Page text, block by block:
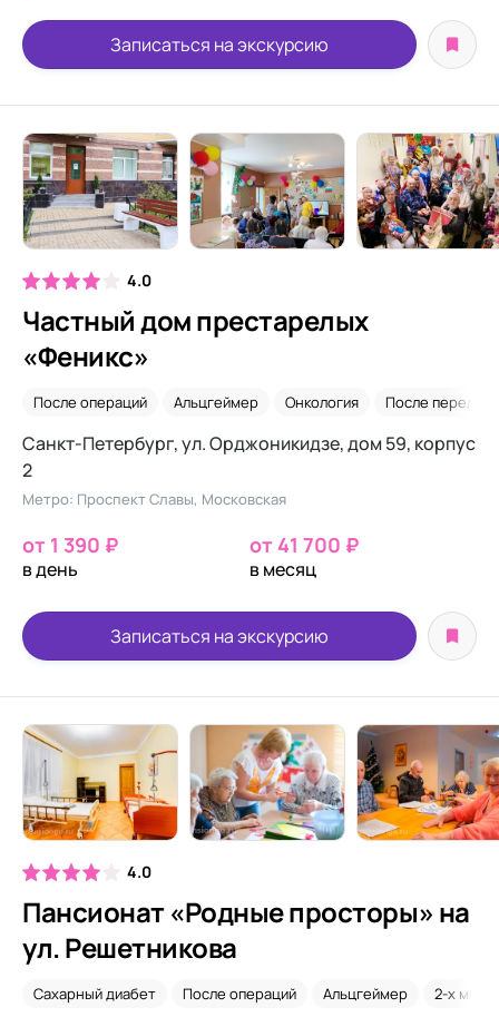
Записаться на экскурсию
4.0
Частный дом престарелых
«Феникс»
После операций Альцгеймер Онкология После
Санкт-Петербург, ул. Орджоникидзе, дом 59, корпус
2
Метро: Проспект Славы, Московская
от 1 390 ₽
в день
от 41 700 ₽
в месяц
Записаться на экскурсию
4.0
Пансионат «Родные просторы» на
ул. Решетникова
Сахарный диабет После операций Альцгеймер 2-х